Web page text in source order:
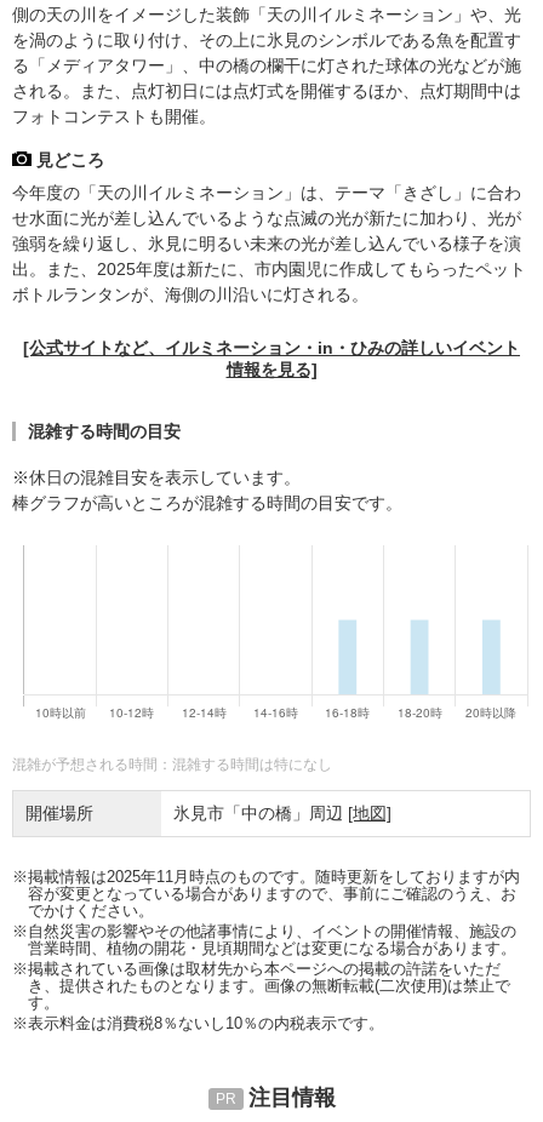
側の天の川をイメージした装飾「天の川イルミネーション」や、光
を渦のように取り付け、その上に氷見のシンボルである魚を配置す
る「メディアタワー」、中の橋の欄干に灯された球体の光などが施
される。また、点灯初日には点灯式を開催するほか、点灯期間中は
フォトコンテストも開催。
見どころ
今年度の「天の川イルミネーション」は、テーマ「きざし」に合わ
せ水面に光が差し込んでいるような点滅の光が新たに加わり、光が
強弱を繰り返し、氷見に明るい未来の光が差し込んでいる様子を演
出。また、2025年度は新たに、市内園児に作成してもらったペット
ボトルランタンが、海側の川沿いに灯される。
[公式サイトなど、イルミネーション・in・ひみの詳しいイベント
情報を見る]
混雑する時間の目安
※休日の混雑目安を表示しています。
棒グラフが高いところが混雑する時間の目安です。
混雑が予想される時間：混雑する時間は特になし
開催場所 氷見市「中の橋」周辺 [地図]
※掲載情報は2025年11月時点のものです。随時更新をしておりますが内
容が変更となっている場合がありますので、事前にご確認のうえ、お
でかけください。
※自然災害の影響やその他諸事情により、イベントの開催情報、施設の
営業時間、植物の開花・見頃期間などは変更になる場合があります。
※掲載されている画像は取材先から本ページへの掲載の許諾をいただ
き、提供されたものとなります。画像の無断転載(二次使用)は禁止で
す。
※表示料金は消費税8％ないし10％の内税表示です。
注目情報